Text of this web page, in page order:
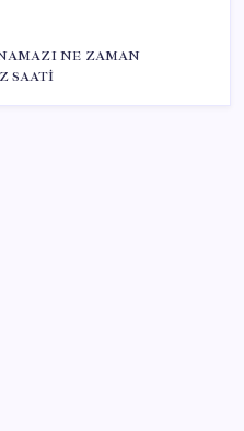
NE ZAMAN
SAATİ